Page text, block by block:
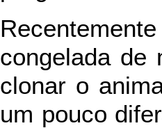
congelada de
clonar o
um pouco